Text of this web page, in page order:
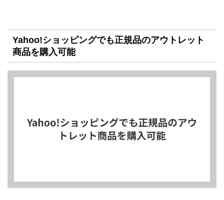
Yahoo!ショッピングでも正規品のアウトレット
商品を購入可能